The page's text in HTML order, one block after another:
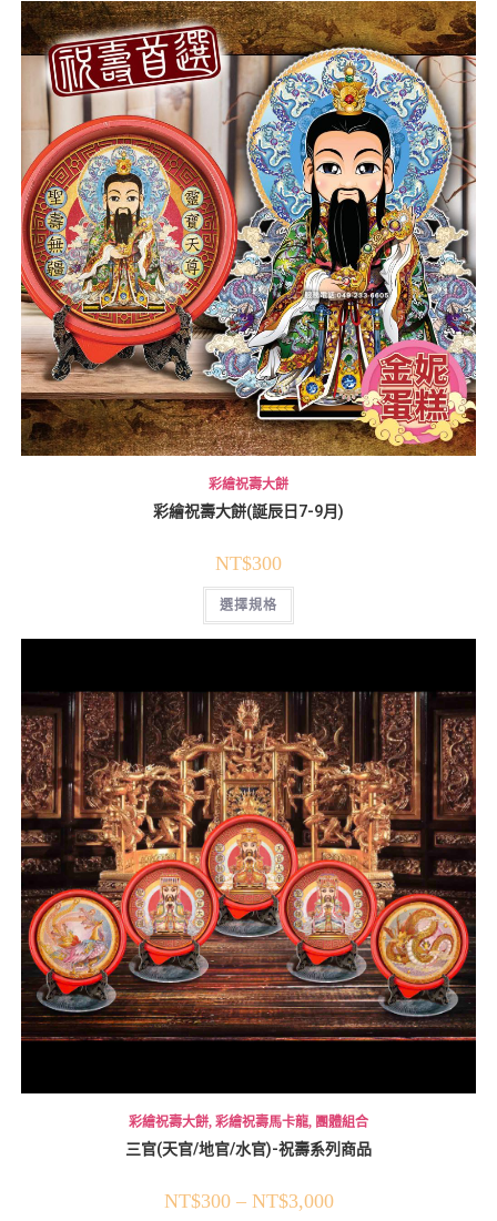
彩繪祝壽大餅
彩繪祝壽大餅(誕辰日7-9月)
NT$300
選擇規格
彩繪祝壽大餅, 彩繪祝壽馬卡龍, 團體組合
三官(天官/地官/水官)-祝壽系列商品
NT$300– NT$3,000